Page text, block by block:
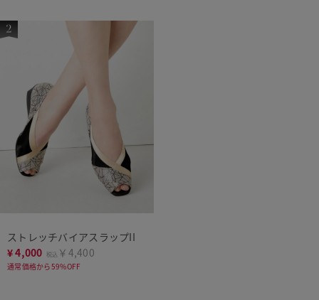
ストレッチバイアスラップII
¥4,000 税込 ￥4,400
通常価格から59%OFF